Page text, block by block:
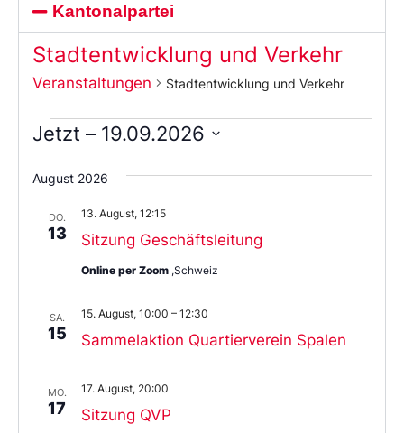
Kantonalpartei
Stadtentwicklung und Verkehr
Veranstaltungen Stadtentwicklung und Verkehr
Jetzt – 19.09.2026
Sie
das
aus.
August 2026
DO.
13 Sitzung Geschäftsleitung
13. August, 12:15
Online per Zoom ,Schweiz
SA.
15 Sammelaktion Quartierverein Spalen
15. August, 10:00 – 12:30
MO.
17 Sitzung QVP
17. August, 20:00